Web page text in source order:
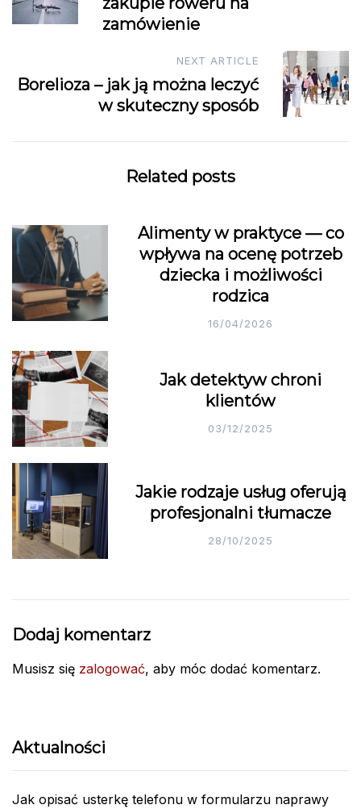
zamówienie
NEXT ARTICLE
Borelioza – jak ją można leczyć
w skuteczny sposób
Related posts
Alimenty w praktyce — co
wpływa na ocenę potrzeb
dziecka i możliwości
rodzica
16/04/2026
Jak detektyw chroni
klientów
03/12/2025
Jakie rodzaje usług oferują
profesjonalni tłumacze
28/10/2025
Dodaj komentarz
Musisz się zalogować, aby móc dodać komentarz.
Aktualności
Jak opisać usterkę telefonu w formularzu naprawy